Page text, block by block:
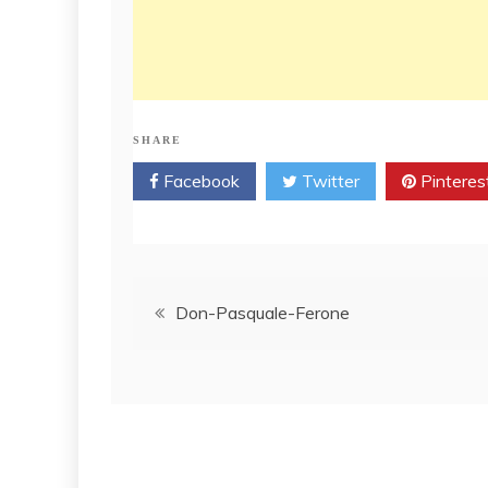
SHARE
Facebook Twitter
PostDon-Pasquale-Ferone